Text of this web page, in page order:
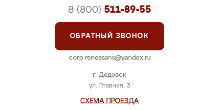
г. Дедовск
ул. Главная, 3
СХЕМА ПРОЕЗДА
8 (800) 511-89-55
ОБРАТНЫЙ ЗВОНОК
corp-renessans@yandex.ru